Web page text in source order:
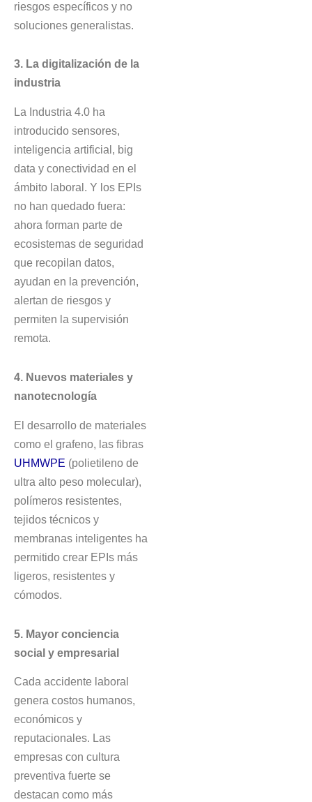
riesgos específicos y no
soluciones generalistas.
3. La digitalización de la
industria
La Industria 4.0 ha
introducido sensores,
inteligencia artificial, big
data y conectividad en el
ámbito laboral. Y los EPIs
no han quedado fuera:
ahora forman parte de
ecosistemas de seguridad
que recopilan datos,
ayudan en la prevención,
alertan de riesgos y
permiten la supervisión
remota.
4. Nuevos materiales y
nanotecnología
El desarrollo de materiales
como el grafeno, las fibras
UHMWPE (polietileno de
ultra alto peso molecular),
polímeros resistentes,
tejidos técnicos y
membranas inteligentes ha
permitido crear EPIs más
ligeros, resistentes y
cómodos.
5. Mayor conciencia
social y empresarial
Cada accidente laboral
genera costos humanos,
económicos y
reputacionales. Las
empresas con cultura
preventiva fuerte se
destacan como más